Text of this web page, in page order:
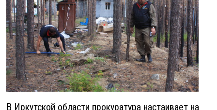
В Иркутской области прокуратура настаивает на